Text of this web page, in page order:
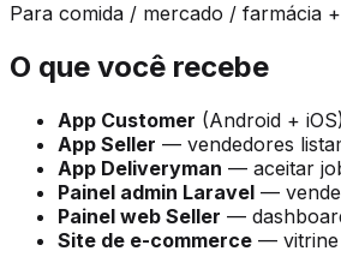
Para comida / mercado / farmácia
O que você recebe
App Customer (Android +
App Seller — vendedores
App Deliveryman — aceitar
Painel admin Laravel —
Painel web Seller —
Site de e-commerce — vitrine